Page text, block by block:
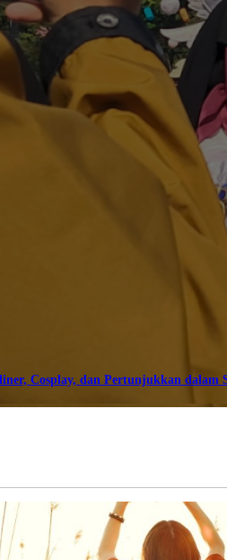
Cosplay, dan Pertunjukkan dalam